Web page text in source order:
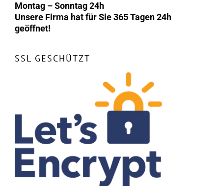
Montag – Sonntag 24h
Unsere Firma hat für Sie 365 Tagen 24h
geöffnet!
SSL GESCHÜTZT